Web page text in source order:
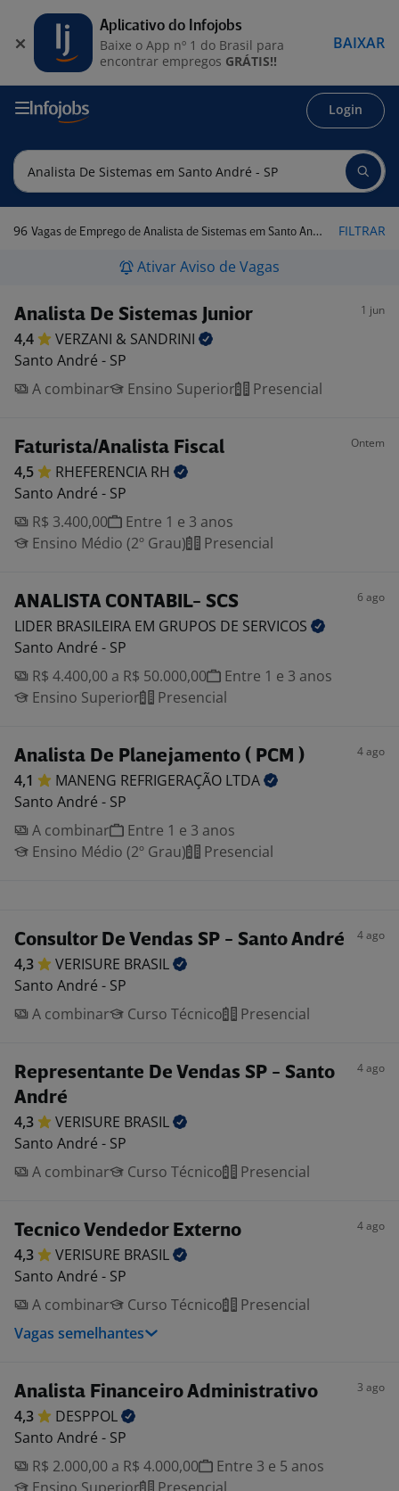
Login
96 Vagas de Emprego de Analista de Sistemas em Santo André - SP FILTRAR
Ativar Aviso de Vagas
Analista De Sistemas Junior 1 jun
4,4 VERZANI & SANDRINI
Santo André - SP
A combinar
Ensino Superior Presencial
Faturista/Analista Fiscal Ontem
4,5 RHEFERENCIA RH
Santo André - SP
R$ 3.400,00
Entre 1 e 3 anos
Ensino Médio (2º Grau)
Presencial
ANALISTA CONTABIL- SCS 6 ago
LIDER BRASILEIRA EM GRUPOS DE SERVICOS
Santo André - SP
R$ 4.400,00 a R$ 50.000,00
Entre 1 e 3 anos
Ensino Superior
Presencial
Analista De Planejamento ( PCM ) 4 ago
4,1 MANENG REFRIGERAÇÃO LTDA
Santo André - SP
A combinar
Entre 1 e 3 anos
Ensino Médio (2º Grau)
Presencial
Consultor De Vendas SP - Santo André 4 ago
4,3 VERISURE BRASIL
Santo André - SP
A combinar
Curso Técnico Presencial
Representante De Vendas SP - Santo
André
4 ago
4,3 VERISURE BRASIL
Santo André - SP
A combinar
Curso Técnico Presencial
Tecnico Vendedor Externo 4 ago
4,3 VERISURE BRASIL
Santo André - SP
A combinar
Curso Técnico
Presencial
Vagas semelhantes
Analista Financeiro Administrativo 3 ago
4,3
DESPPOL
Santo André - SP
R$ 2.000,00 a R$ 4.000,00
Entre 3 e 5 anos
Aplicativo do Infojobs
Baixe o App nº 1 do Brasil para
encontrar empregos GRÁTIS!!
BAIXAR